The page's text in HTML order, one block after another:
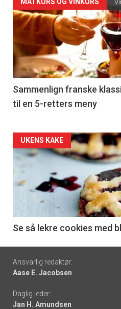
Forsiden
akkurat
nå
-
5
Sammenlign franske
til en 5-retters meny
Forsiden
akkurat
nå
6
UKENS KAKE
Se så lekre cookies med
Footer
-
links
Ansvarlig redaktør:
Aase E. Jacobsen
Daglig leder:
Jan H. Amundsen